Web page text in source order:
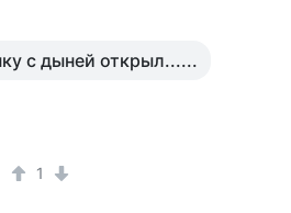
с дыней открыл......
1